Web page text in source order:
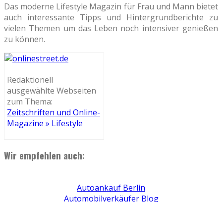
Das moderne Lifestyle Magazin für Frau und Mann bietet
auch interessante Tipps und Hintergrundberichte zu
vielen Themen um das Leben noch intensiver genießen
zu können.
Redaktionell
ausgewählte Webseiten
zum Thema:
Zeitschriften und Online-
Magazine » Lifestyle
Wir empfehlen auch:
Autoankauf Berlin
Automobilverkäufer Blog